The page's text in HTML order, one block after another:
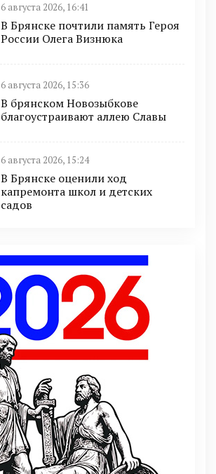
6 августа 2026, 16:41
В Брянске почтили память Героя
России Олега Визнюка
6 августа 2026, 15:36
В брянском Новозыбкове
благоустраивают аллею Славы
6 августа 2026, 15:24
В Брянске оценили ход
капремонта школ и детских
садов